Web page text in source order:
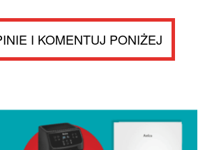
I KOMENTUJ PONIŻEJ